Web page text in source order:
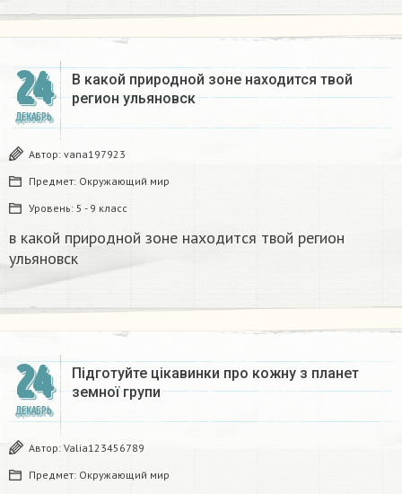
24
ДЕКАБРЬ
В какой природной зоне находится твой
регион ульяновск
Автор: vana197923
Предмет: Окружающий мир
Уровень: 5 - 9 класс
в какой природной зоне находится твой регион
ульяновск
24
ДЕКАБРЬ
Підготуйте цікавинки про кожну з планет
земної групи
Автор: Valia123456789
Предмет: Окружающий мир